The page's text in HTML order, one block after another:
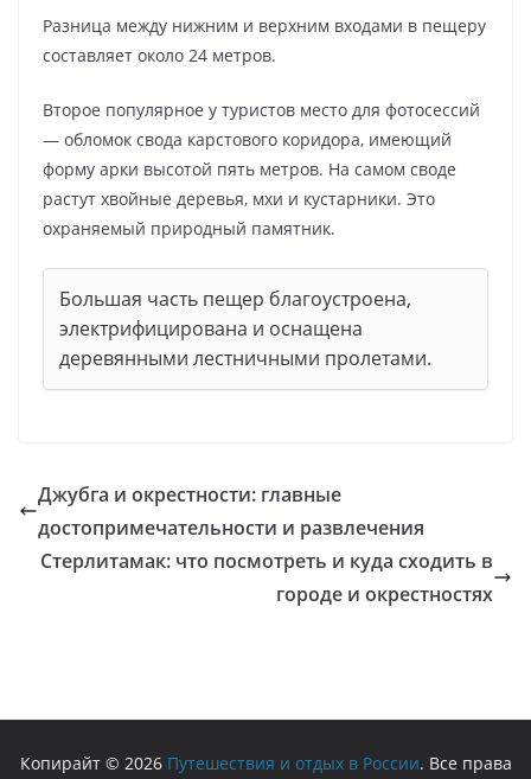
Разница между нижним и верхним входами в пещеру
составляет около 24 метров.
Второе популярное у туристов место для фотосессий
— обломок свода карстового коридора, имеющий
форму арки высотой пять метров. На самом своде
растут хвойные деревья, мхи и кустарники. Это
охраняемый природный памятник.
Большая часть пещер благоустроена,
электрифицирована и оснащена
деревянными лестничными пролетами.
Джубга и окрестности: главные
достопримечательности и развлечения
Стерлитамак: что посмотреть и куда сходить в
городе и окрестностях
Копирайт © 2026 Путешествия и отдых в России. Все права